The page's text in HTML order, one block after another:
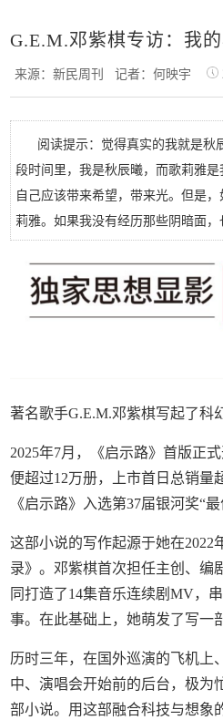
G.E.M.邓紫棋专访：我
来源：新民周刊记者：何映宇
阅读提示：觉得真实的我就是秋
段时间里，我是秋辰曦，而歌莉雅
自己应该带来希望，带来光。但是
莉雅。如果我没有经历那些阴暗面，
著名歌手G.E.M.邓紫棋写起了科
2025年7月，《启示路》首版正
便超过12万册，上市首日总销量
《启示路》入选第37届银河奖“
这部小说的写作起源于她在2022
录》。邓紫棋首次担任主创、编
同打造了14集音乐连续剧MV，
事。在此基础上，她萌发了写一
历时三年，在国外巡演的飞机上
中、演唱会开始前的后台，极为
部小说。用这部融合科技与想象